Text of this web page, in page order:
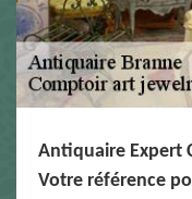
Antiquaire Expert
Votre référence